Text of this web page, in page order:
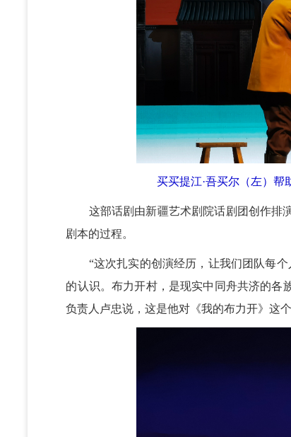
买买提江·吾买尔（左）
这部话剧由新疆艺术剧院话剧团创作排演
剧本的过程。
“这次扎实的创演经历，让我们团队每个
的认识。布力开村，是现实中同舟共济的各
负责人卢忠说，这是他对《我的布力开》这个